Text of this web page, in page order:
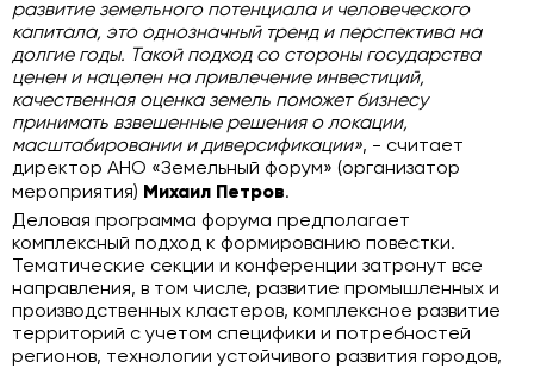
развитие земельного потенциала и человеческого
капитала, это однозначный тренд и перспектива на
долгие годы. Такой подход со стороны государства
ценен и нацелен на привлечение инвестиций,
качественная оценка земель поможет бизнесу
принимать взвешенные решения о локации,
масштабировании и диверсификации», - считает
директор АНО «Земельный форум» (организатор
мероприятия) Михаил Петров.
Деловая программа форума предполагает
комплексный подход к формированию повестки.
Тематические секции и конференции затронут все
направления, в том числе, развитие промышленных и
производственных кластеров, комплексное развитие
территорий с учетом специфики и потребностей
регионов, технологии устойчивого развития городов,